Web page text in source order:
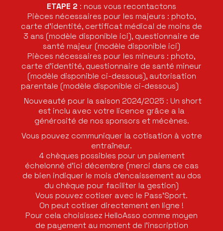
ETAPE 2 : nous vous recontactons
Pièces nécessaires pour les majeurs : photo,
carte d’identité, certificat médical de moins de
3 ans (modèle disponible ici), questionnaire de
santé majeur (modèle disponible ici)
Pièces nécessaires pour les mineurs : photo,
carte d’identité, questionnaire de santé mineur
(modèle disponible ci-dessous), autorisation
parentale (modèle disponible ci-dessous)
Nouveauté pour la saison 2024/2025 : Un short
est inclu avec votre licence grâce a la
générosité de nos sponsors et mécènes.
Vous pouvez communiquer la cotisation à votre
entraîneur.
4 chèques possibles pour un paiement
échelonné d’ici décembre (merci dans ce cas
de bien indiquer le mois d’encaissement au dos
du chèque pour faciliter la gestion)
Vous pouvez cotiser avec le Pass’Sport.
On peut cotiser directement en ligne !
Pour cela choisissez HelloAsso comme moyen
de payement au moment de l’inscription